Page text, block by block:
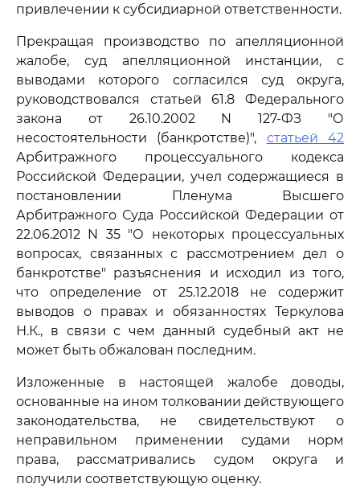
привлечении к субсидиарной ответственности.
Прекращая производство по апелляционной
жалобе, суд апелляционной инстанции, с
выводами которого согласился суд округа,
руководствовался статьей 61.8 Федерального
закона от 26.10.2002 N 127-ФЗ "О
несостоятельности (банкротстве)", статьей 42
Арбитражного процессуального кодекса
Российской Федерации, учел содержащиеся в
постановлении Пленума Высшего
Арбитражного Суда Российской Федерации от
22.06.2012 N 35 "О некоторых процессуальных
вопросах, связанных с рассмотрением дел о
банкротстве" разъяснения и исходил из того,
что определение от 25.12.2018 не содержит
выводов о правах и обязанностях Теркулова
Н.К., в связи с чем данный судебный акт не
может быть обжалован последним.
Изложенные в настоящей жалобе доводы,
основанные на ином толковании действующего
законодательства, не свидетельствуют о
неправильном применении судами норм
права, рассматривались судом округа и
получили соответствующую оценку.